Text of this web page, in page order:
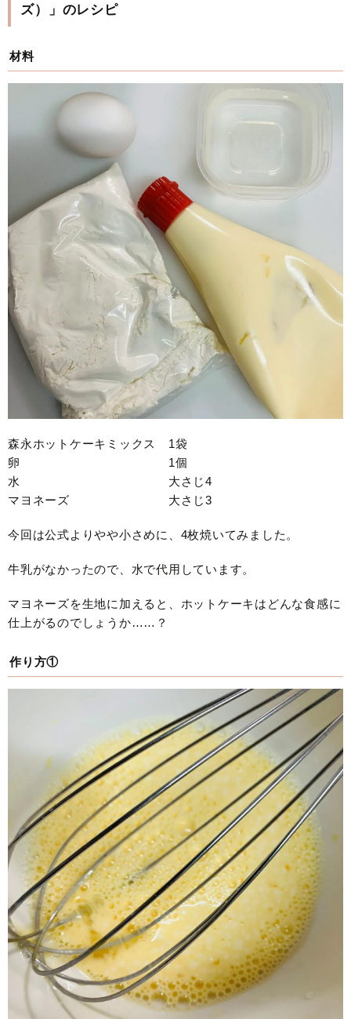
ズ）」のレシピ
材料
森永ホットケーキミックス 1袋
卵 1個
水 大さじ4
マヨネーズ 大さじ3
今回は公式よりやや小さめに、4枚焼いてみました。
牛乳がなかったので、水で代用しています。
マヨネーズを生地に加えると、ホットケーキはどんな食感に
仕上がるのでしょうか……？
作り方①